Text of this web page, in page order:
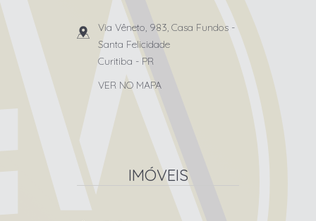
Via Vêneto, 983, Casa Fundos -
Santa Felicidade
Curitiba - PR
VER NO MAPA
IMÓVEIS